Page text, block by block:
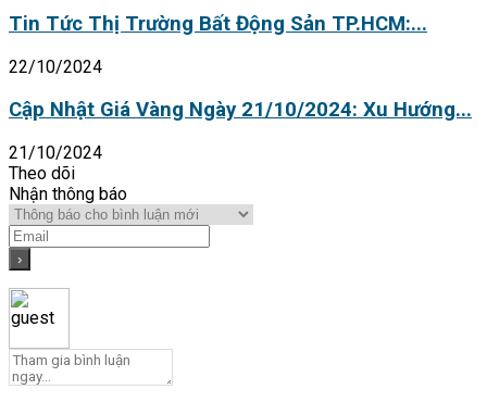
Tin Tức Thị Trường Bất Động Sản TP.HCM:...
22/10/2024
Cập Nhật Giá Vàng Ngày 21/10/2024: Xu Hướng...
21/10/2024
Theo dõi
Nhận thông báo